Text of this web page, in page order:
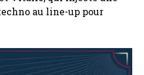
au line-up pour